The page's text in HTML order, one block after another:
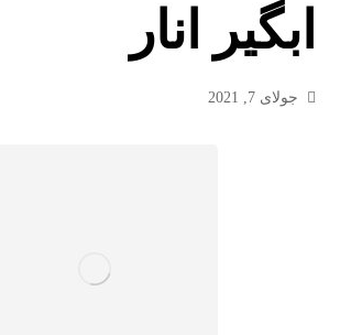
ابگیر انار
جولای 7, 2021